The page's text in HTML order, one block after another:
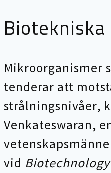
Mikroorganismer
tenderar att
strålningsnivåer,
Venkateswaran,
vid